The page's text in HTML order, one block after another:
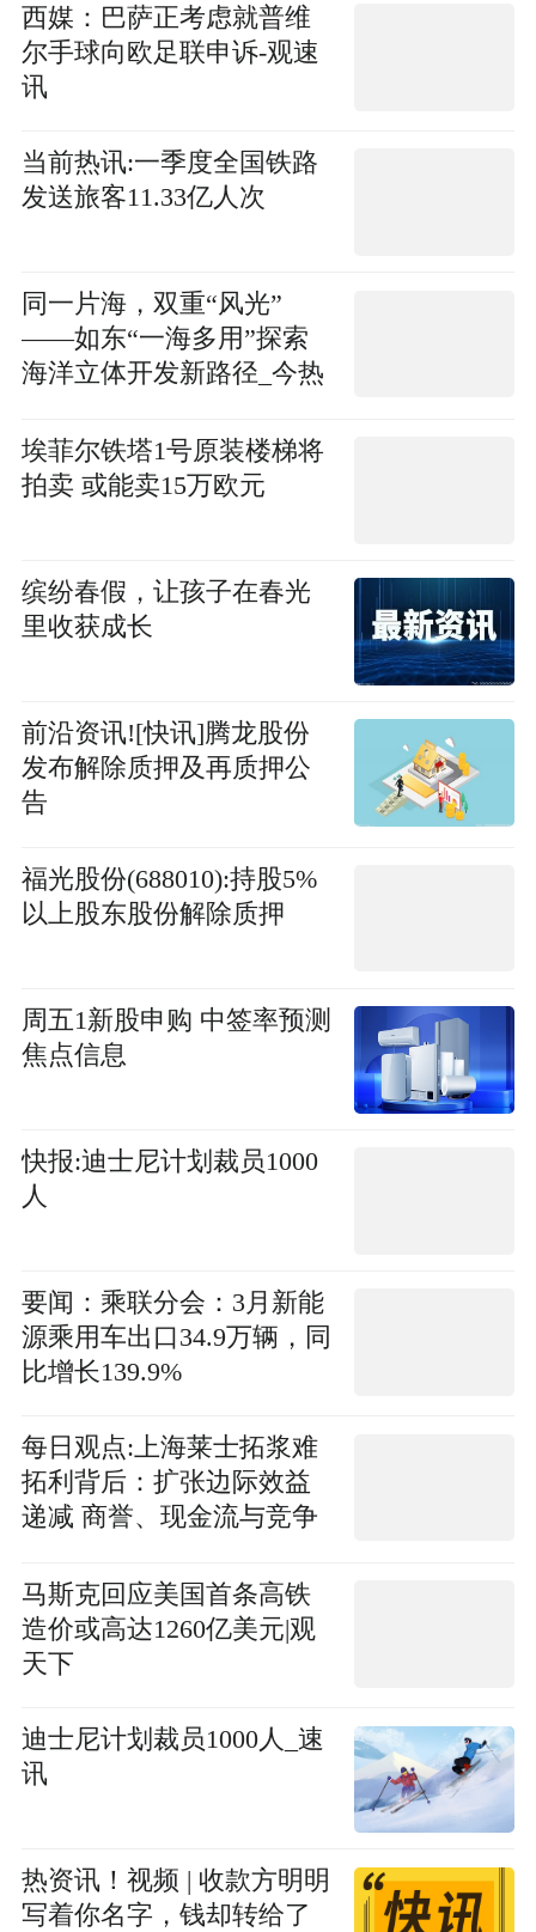
西媒：巴萨正考虑就普维
尔手球向欧足联申诉-观速
讯
当前热讯:一季度全国铁路
发送旅客11.33亿人次
同一片海，双重“风光”
——如东“一海多用”探索
海洋立体开发新路径_今热
埃菲尔铁塔1号原装楼梯将
拍卖 或能卖15万欧元
缤纷春假，让孩子在春光
里收获成长
前沿资讯![快讯]腾龙股份
发布解除质押及再质押公
告
福光股份(688010):持股5%
以上股东股份解除质押
周五1新股申购 中签率预测
焦点信息
快报:迪士尼计划裁员1000
人
要闻：乘联分会：3月新能
源乘用车出口34.9万辆，同
比增长139.9%
每日观点:上海莱士拓浆难
拓利背后：扩张边际效益
递减 商誉、现金流与竞争
马斯克回应美国首条高铁
造价或高达1260亿美元|观
天下
迪士尼计划裁员1000人_速
讯
热资讯！视频 | 收款方明明
写着你名字，钱却转给了